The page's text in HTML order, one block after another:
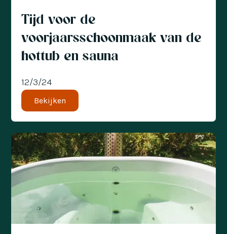
Tijd voor de
voorjaarsschoonmaak van de
hottub en sauna
12/3/24
Bekijken